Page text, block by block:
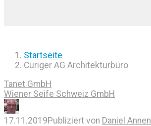
Startseite
Curiger AG Architekturbüro
Tanet GmbH
Wiener Seife Schweiz GmbH
17.11.2019Publiziert von Daniel Annen